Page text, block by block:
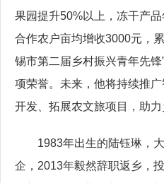
果园提升50%以上，冻干产
合作农户亩均增收3000元，
锡市第二届乡村振兴青年先锋
项荣誉。未来，他将持续推
开发、拓展农文旅项目，助力
1983年出生的陆钰琳，大
企，2013年毅然辞职返乡，